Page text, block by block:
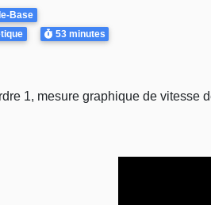
Base
Durée
53 minutes
1, mesure graphique de vitesse